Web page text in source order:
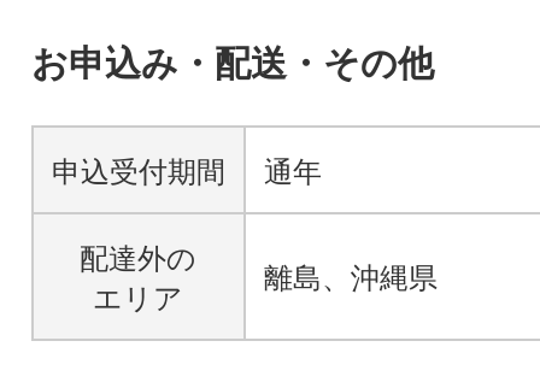
お申込み・配送・その他
申込受付期間 通年
配達外の
エリア
離島、沖縄県